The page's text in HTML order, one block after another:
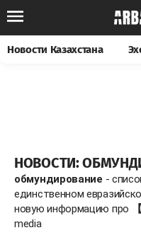
Новости Казахстана
НОВОСТИ:
обмундирование -
единственном
новую информацию про
media